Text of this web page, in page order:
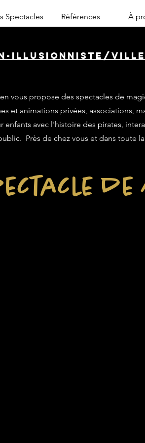
Spectacles Références À
illusionniste/
vous propose des spectacles de
et animations privées, associations,
enfants avec l'histoire des pirates,
Près de chez vous et dans toute la
de